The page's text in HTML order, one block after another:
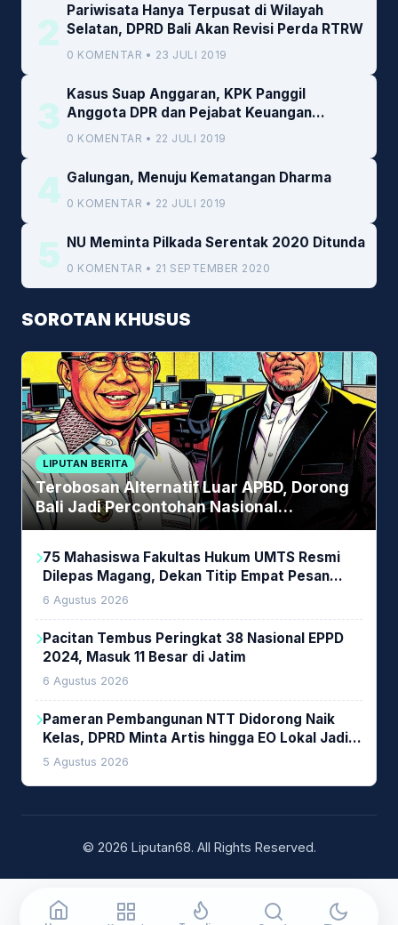
2
Pariwisata Hanya Terpusat di Wilayah
Selatan, DPRD Bali Akan Revisi Perda RTRW
0 KOMENTAR • 23 JULI 2019
3
Kasus Suap Anggaran, KPK Panggil
Anggota DPR dan Pejabat Keuangan
Kemenkeu
0 KOMENTAR • 22 JULI 2019
4 Galungan, Menuju Kematangan Dharma
0 KOMENTAR • 22 JULI 2019
5 NU Meminta Pilkada Serentak 2020 Ditunda
0 KOMENTAR • 21 SEPTEMBER 2020
SOROTAN KHUSUS
LIPUTAN BERITA
Terobosan Alternatif Luar APBD, Dorong
Bali Jadi Percontohan Nasional
Pembiayaan Daerah
75 Mahasiswa Fakultas Hukum UMTS Resmi
Dilepas Magang, Dekan Titip Empat Pesan
Penting
6 Agustus 2026
Pacitan Tembus Peringkat 38 Nasional EPPD
2024, Masuk 11 Besar di Jatim
6 Agustus 2026
Pameran Pembangunan NTT Didorong Naik
Kelas, DPRD Minta Artis hingga EO Lokal Jadi
Prioritas
5 Agustus 2026
© 2026 Liputan68. All Rights Reserved.